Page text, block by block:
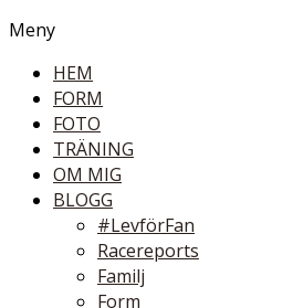
Meny
HEM
FORM
FOTO
TRÄNING
OM MIG
BLOGG
#LevförFan
Racereports
Familj
Form